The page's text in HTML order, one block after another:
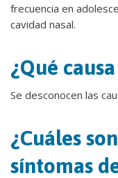
frecuencia en
cavidad nasal.
¿Qué
Se desconocen las
¿Cuáles
síntomas